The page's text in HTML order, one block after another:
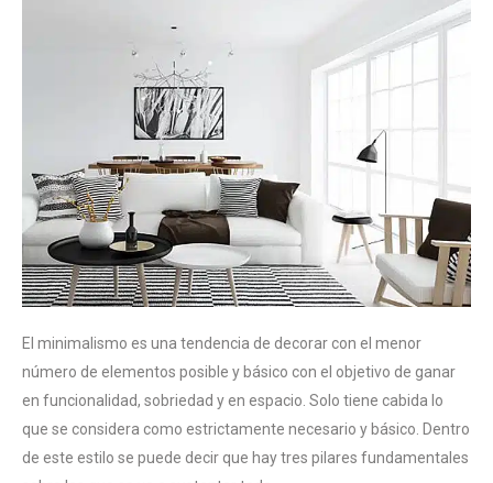
El minimalismo es una tendencia de decorar con el menor
número de elementos posible y básico con el objetivo de ganar
en funcionalidad, sobriedad y en espacio. Solo tiene cabida lo
que se considera como estrictamente necesario y básico. Dentro
de este estilo se puede decir que hay tres pilares fundamentales